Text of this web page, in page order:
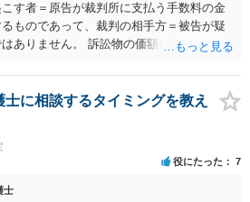
す者＝原告が裁判所に支払う手数料の金
ものであって、裁判の相手方＝被告が疑
ありません。 訴訟物の価額自体が裁判の
とはありません。
に相談するタイミングを教え
役にたった 7
士